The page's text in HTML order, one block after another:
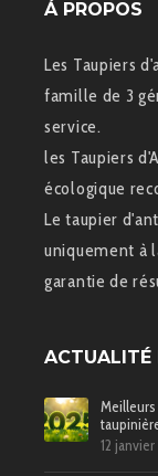
Á PROPOS
Les Taupiers
famille de 3
service.
les Taupiers
écologique
Le taupier
uniquement à
garantie de
ACTUALITÉ
12